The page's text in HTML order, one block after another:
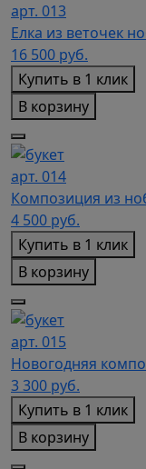
арт. 013
Елка из веточек
16 500 руб.
Купить в 1 клик
В корзину
арт. 014
Композиция из
4 500 руб.
Купить в 1 клик
В корзину
арт. 015
Новогодняя
3 300 руб.
Купить в 1 клик
В корзину